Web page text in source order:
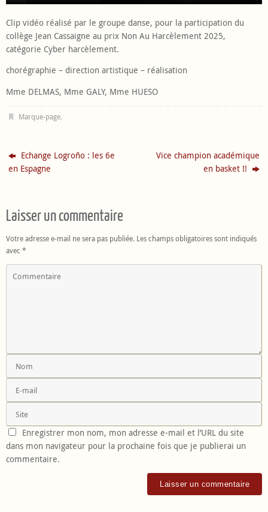
Clip vidéo réalisé par le groupe danse, pour la participation du
collège Jean Cassaigne au prix Non Au Harcèlement 2025,
catégorie Cyber harcèlement.
chorégraphie – direction artistique – réalisation
Mme DELMAS, Mme GALY, Mme HUESO
Marque-page.
Echange Logroño : les 6e
en Espagne
Vice champion académique
en basket !!
Laisser un commentaire
Votre adresse e-mail ne sera pas publiée. Les champs obligatoires sont indiqués
avec *
Enregistrer mon nom, mon adresse e-mail et l’URL du site
dans mon navigateur pour la prochaine fois que je publierai un
commentaire.